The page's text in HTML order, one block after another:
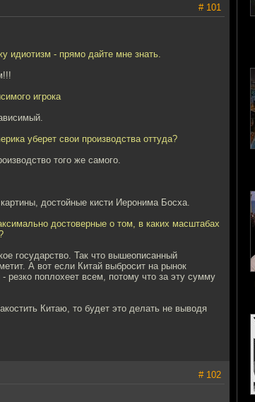
# 101
идиотизм - прямо дайте мне знать.
игрока
уберет свои производства оттуда?
того же самого.
достойные кисти Иеронима Босха.
достоверные о том, в каких масштабах
государство. Так что вышеописанный
А вот если Китай выбросит на рынок
резко поплохеет всем, потому что за эту сумму
Китаю, то будет это делать не выводя
# 102